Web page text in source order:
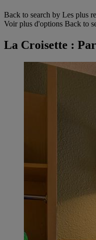
Back to search by Les plus
Voir plus d'options Back to
La Croisette :